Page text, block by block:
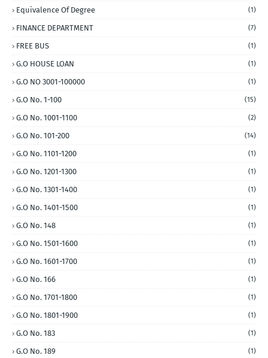
Equivalence Of Degree (1)
FINANCE DEPARTMENT (7)
FREE BUS (1)
G.O HOUSE LOAN (1)
G.O NO 3001-100000 (1)
G.O No. 1-100 (15)
G.O No. 1001-1100 (2)
G.O No. 101-200 (14)
G.O No. 1101-1200 (1)
G.O No. 1201-1300 (1)
G.O No. 1301-1400 (1)
G.O No. 1401-1500 (1)
G.O No. 148 (1)
G.O No. 1501-1600 (1)
G.O No. 1601-1700 (1)
G.O No. 166 (1)
G.O No. 1701-1800 (1)
G.O No. 1801-1900 (1)
G.O No. 183 (1)
G.O No. 189 (1)